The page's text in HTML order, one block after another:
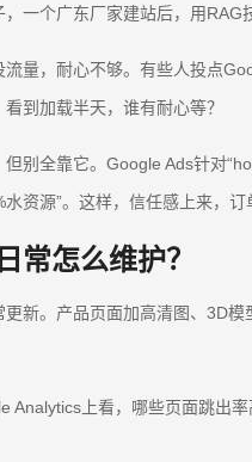
一个广东厂家建站后，用
量，耐心不够。有些人投点
到加载半天，谁有耐心等？
别全靠它。Google Ads针对
资源”。这样，信任感上来，订
常怎么维护？
新。产品页面加高清图、3D
Analytics上看，哪些页面跳出